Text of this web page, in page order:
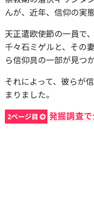
んが、近年、信仰の実
天正遣欧使節の一員で
千々石ミゲルと、その
ら信仰具の一部が見つ
それによって、彼らが
まりました。
2ページ目 発掘調査